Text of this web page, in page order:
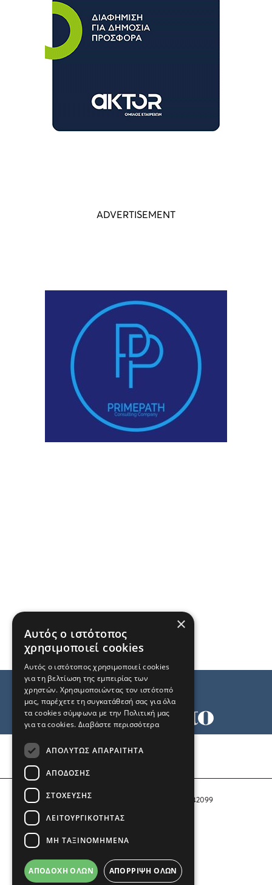
Αριθμός Πιστοποίησης Μ.Η.Τ. 242099
COPYRIGHT © 2026 Το Μανιφέστο
×
Αυτός ο ιστότοπος
χρησιμοποιεί cookies
Αυτός ο ιστότοπος χρησιμοποιεί cookies
για τη βελτίωση της εμπειρίας των
χρηστών. Χρησιμοποιώντας τον ιστότοπό
μας, παρέχετε τη συγκατάθεσή σας για όλα
τα cookies σύμφωνα με την Πολιτική μας
για τα cookies. Διαβάστε περισσότερα
ΑΠΟΛΎΤΩΣ ΑΠΑΡΑΊΤΗΤΑ
ΑΠΌΔΟΣΗΣ
ΣΤΌΧΕΥΣΗΣ
ΛΕΙΤΟΥΡΓΙΚΌΤΗΤΑΣ
ΜΗ ΤΑΞΙΝΟΜΗΜΈΝΑ
ΑΠΟΔΟΧΉ ΌΛΩΝ ΑΠΌΡΡΙΨΗ ΌΛΩΝ